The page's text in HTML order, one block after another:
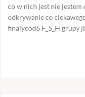
co w nich jest nie jestem
odkrywanie co
finalycod6 F_S_H grupy